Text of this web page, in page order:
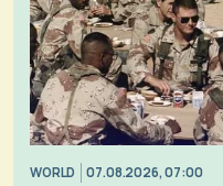
WORLD 07.08.2026, 07:00